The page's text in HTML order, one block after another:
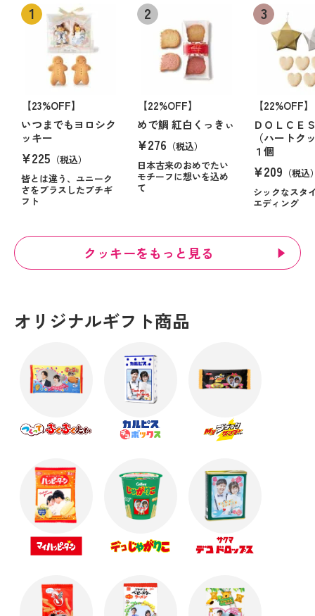
【23%OFF】
いつまでもヨロシク
ッキー
¥225 （税込）
皆とは違う、ユニーク
さをプラスしたプチギ
フト
【22%OFF】
めで鯛 紅白くっきぃ
¥276 （税込）
日本古来のおめでたい
モチーフに想いを込め
て
【22%OFF】
ＤＯＬＣＥ
（ハートク
１個
¥209 （税込
シックなスタ
エディング
クッキーをもっと見る
オリジナルギフト商品